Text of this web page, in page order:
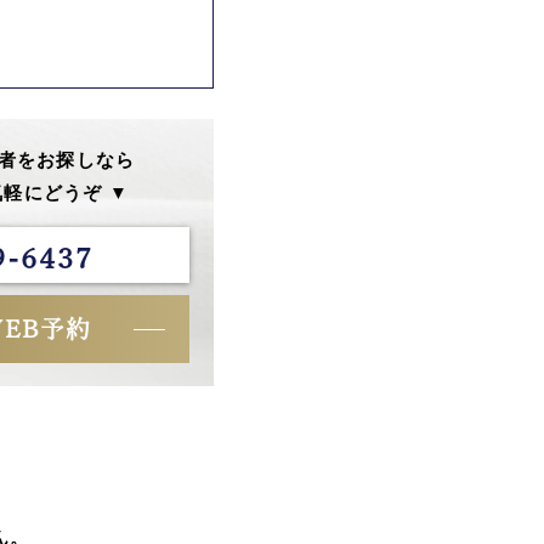
をお探しなら
軽にどうぞ ▼
6437
予約